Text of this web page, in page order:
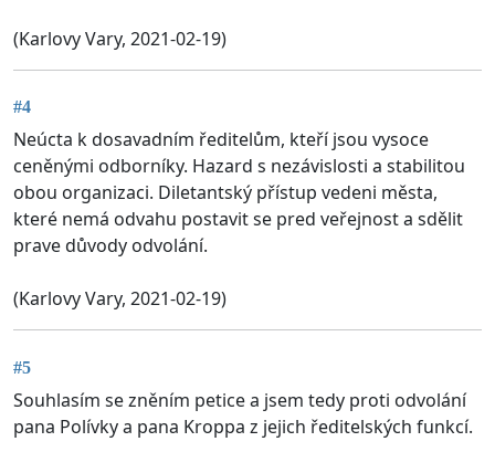
(Karlovy Vary, 2021-02-19)
#4
Neúcta k dosavadním ředitelům, kteří jsou vysoce
ceněnými odborníky. Hazard s nezávislosti a stabilitou
obou organizaci. Diletantský přístup vedeni města,
které nemá odvahu postavit se pred veřejnost a sdělit
prave důvody odvolání.
(Karlovy Vary, 2021-02-19)
#5
Souhlasím se zněním petice a jsem tedy proti odvolání
pana Polívky a pana Kroppa z jejich ředitelských funkcí.